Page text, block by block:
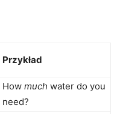
Przykład
How much water do you
need?